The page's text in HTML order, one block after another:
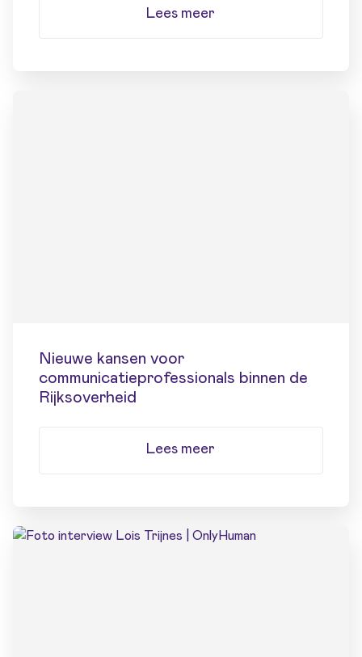
Lees meer
Nieuwe kansen voor
communicatieprofessionals binnen de
Rijksoverheid
Lees meer